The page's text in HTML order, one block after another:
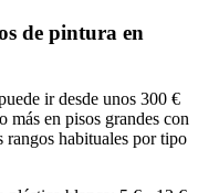
de pintura en
ir desde unos 300 €
más en pisos grandes con
habituales por tipo